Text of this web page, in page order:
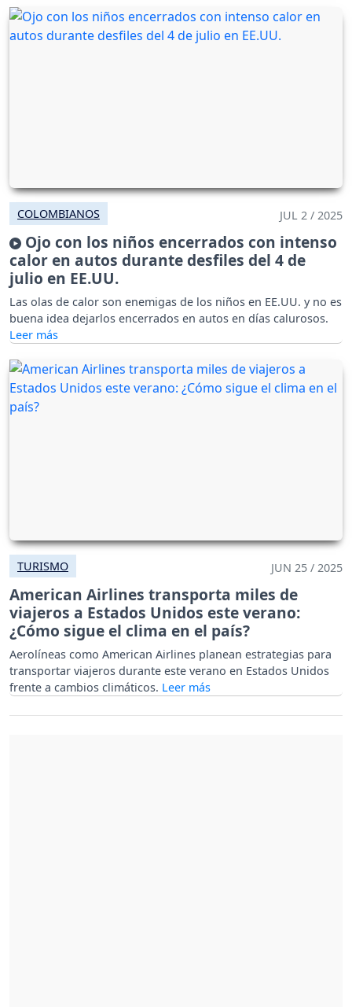
COLOMBIANOS JUL 2 / 2025
Ojo con los niños encerrados con intenso
calor en autos durante desfiles del 4 de
julio en EE.UU.
Las olas de calor son enemigas de los niños en EE.UU. y no es
buena idea dejarlos encerrados en autos en días calurosos.
TURISMO JUN 25 / 2025
American Airlines transporta miles de
viajeros a Estados Unidos este verano:
¿Cómo sigue el clima en el país?
Aerolíneas como American Airlines planean estrategias para
transportar viajeros durante este verano en Estados Unidos
frente a cambios climáticos.